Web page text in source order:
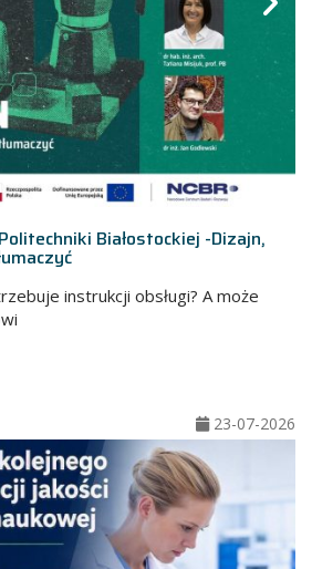
Białostockiej -Dizajn,
instrukcji obsługi? A może
23-07-2026